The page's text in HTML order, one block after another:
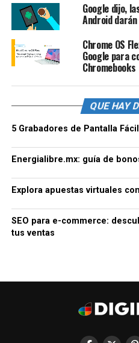
Google dijo,
Android
Chrome OS
Google para
Chromebooks
QUE HAY
5 Grabadores de Pantalla
Energialibre.mx: guía de
Explora apuestas virtuales
SEO para e-commerce:
tus ventas